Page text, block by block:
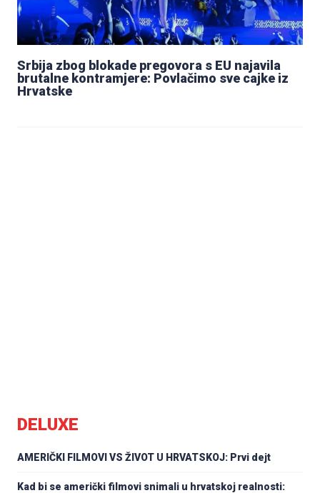
Srbija zbog blokade pregovora s EU najavila
brutalne kontramjere: Povlačimo sve cajke iz
Hrvatske
DELUXE
AMERIČKI FILMOVI VS ŽIVOT U HRVATSKOJ: Prvi dejt
Kad bi se američki filmovi snimali u hrvatskoj realnosti: